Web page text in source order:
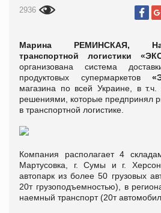
2936
Марина РЕМИНСКАЯ,
транспортной логистики
организована система
продуктовых супермаркетов
магазина по всей Украине, в
решениями, которые предпринял
в транспортной логистике.
Компания располагает 4
Мартусовка, г. Сумы и г.
автопарк из более 50 грузовых
20т грузоподъемностью), в
наемный транспорт (20т